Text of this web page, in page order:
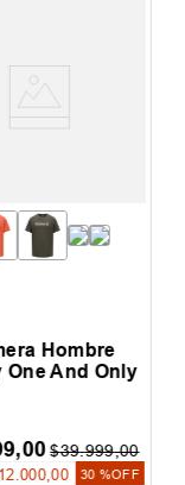
Hombre
One And Only
,00 $39.999,00
000,00 30 %OFF